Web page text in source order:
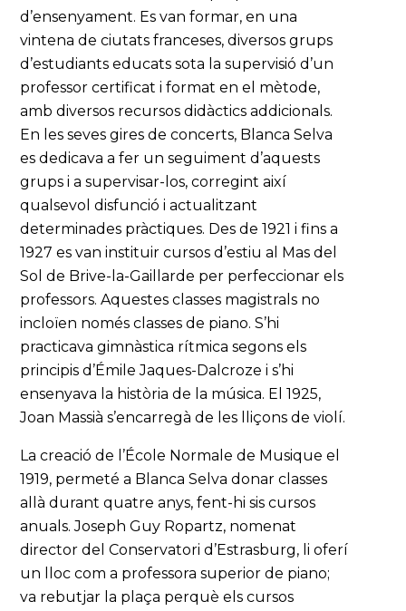
d’ensenyament. Es van formar, en una
vintena de ciutats franceses, diversos grups
d’estudiants educats sota la supervisió d’un
professor certificat i format en el mètode,
amb diversos recursos didàctics addicionals.
En les seves gires de concerts, Blanca Selva
es dedicava a fer un seguiment d’aquests
grups i a supervisar-los, corregint així
qualsevol disfunció i actualitzant
determinades pràctiques. Des de 1921 i fins a
1927 es van instituir cursos d’estiu al Mas del
Sol de Brive-la-Gaillarde per perfeccionar els
professors. Aquestes classes magistrals no
incloïen només classes de piano. S’hi
practicava gimnàstica rítmica segons els
principis d’Émile Jaques-Dalcroze i s’hi
ensenyava la història de la música. El 1925,
Joan Massià s’encarregà de les lliçons de violí.
La creació de l’École Normale de Musique el
1919, permeté a Blanca Selva donar classes
allà durant quatre anys, fent-hi sis cursos
anuals. Joseph Guy Ropartz, nomenat
director del Conservatori d’Estrasburg, li oferí
un lloc com a professora superior de piano;
va rebutjar la plaça perquè els cursos